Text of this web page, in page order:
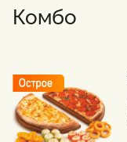
Комбо